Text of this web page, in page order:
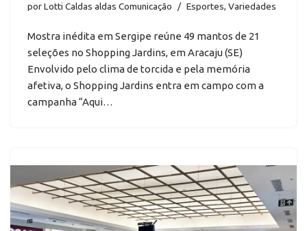
porLotti Caldas aldas Comunicação Esportes, Variedades
Mostra inédita em Sergipe reúne 49 mantos de 21
seleções no Shopping Jardins, em Aracaju (SE)
Envolvido pelo clima de torcida e pela memória
afetiva, o Shopping Jardins entra em campo com a
campanha “Aqui…